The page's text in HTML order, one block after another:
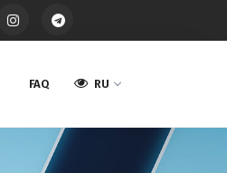
FAQ RU